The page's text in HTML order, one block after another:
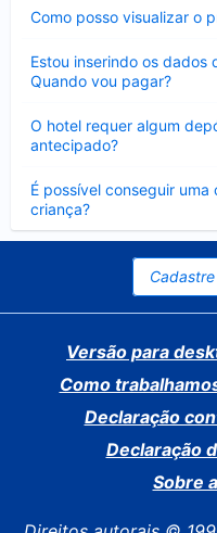
Como posso visualizar o
Estou inserindo os
Quando vou pagar?
O hotel requer algum
antecipado?
É possível conseguir
criança?
Contraído
Versão para
Como
Declaração
Declaração
Sobre